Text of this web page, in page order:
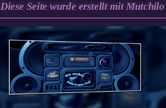
Diese Seite wurde erstellt mit Mutchilo